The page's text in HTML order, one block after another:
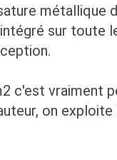
métallique
sur toute
c'est vraiment
on